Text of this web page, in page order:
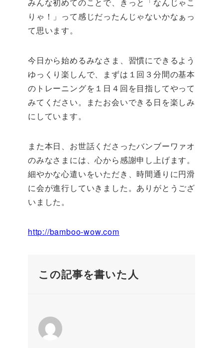
りゃ！」って感じだったんじゃないかなぁっ
て思います。
今日から始めるみなさま、習慣にできるよう
ゆっくり楽しんで、まずは１回３分間の基本
のトレーニングを１日４回を目指してやって
みてください。またお会いできる日を楽しみ
にしています。
また本日、お世話くださったバンブーワァオ
のみなさまには、心から感謝申し上げます。
細やかな心遣いをいただき、時間通りに円滑
に会が進行していきました。ありがとうござ
いました。
http://bamboo-wow.com
この記事を書いた人